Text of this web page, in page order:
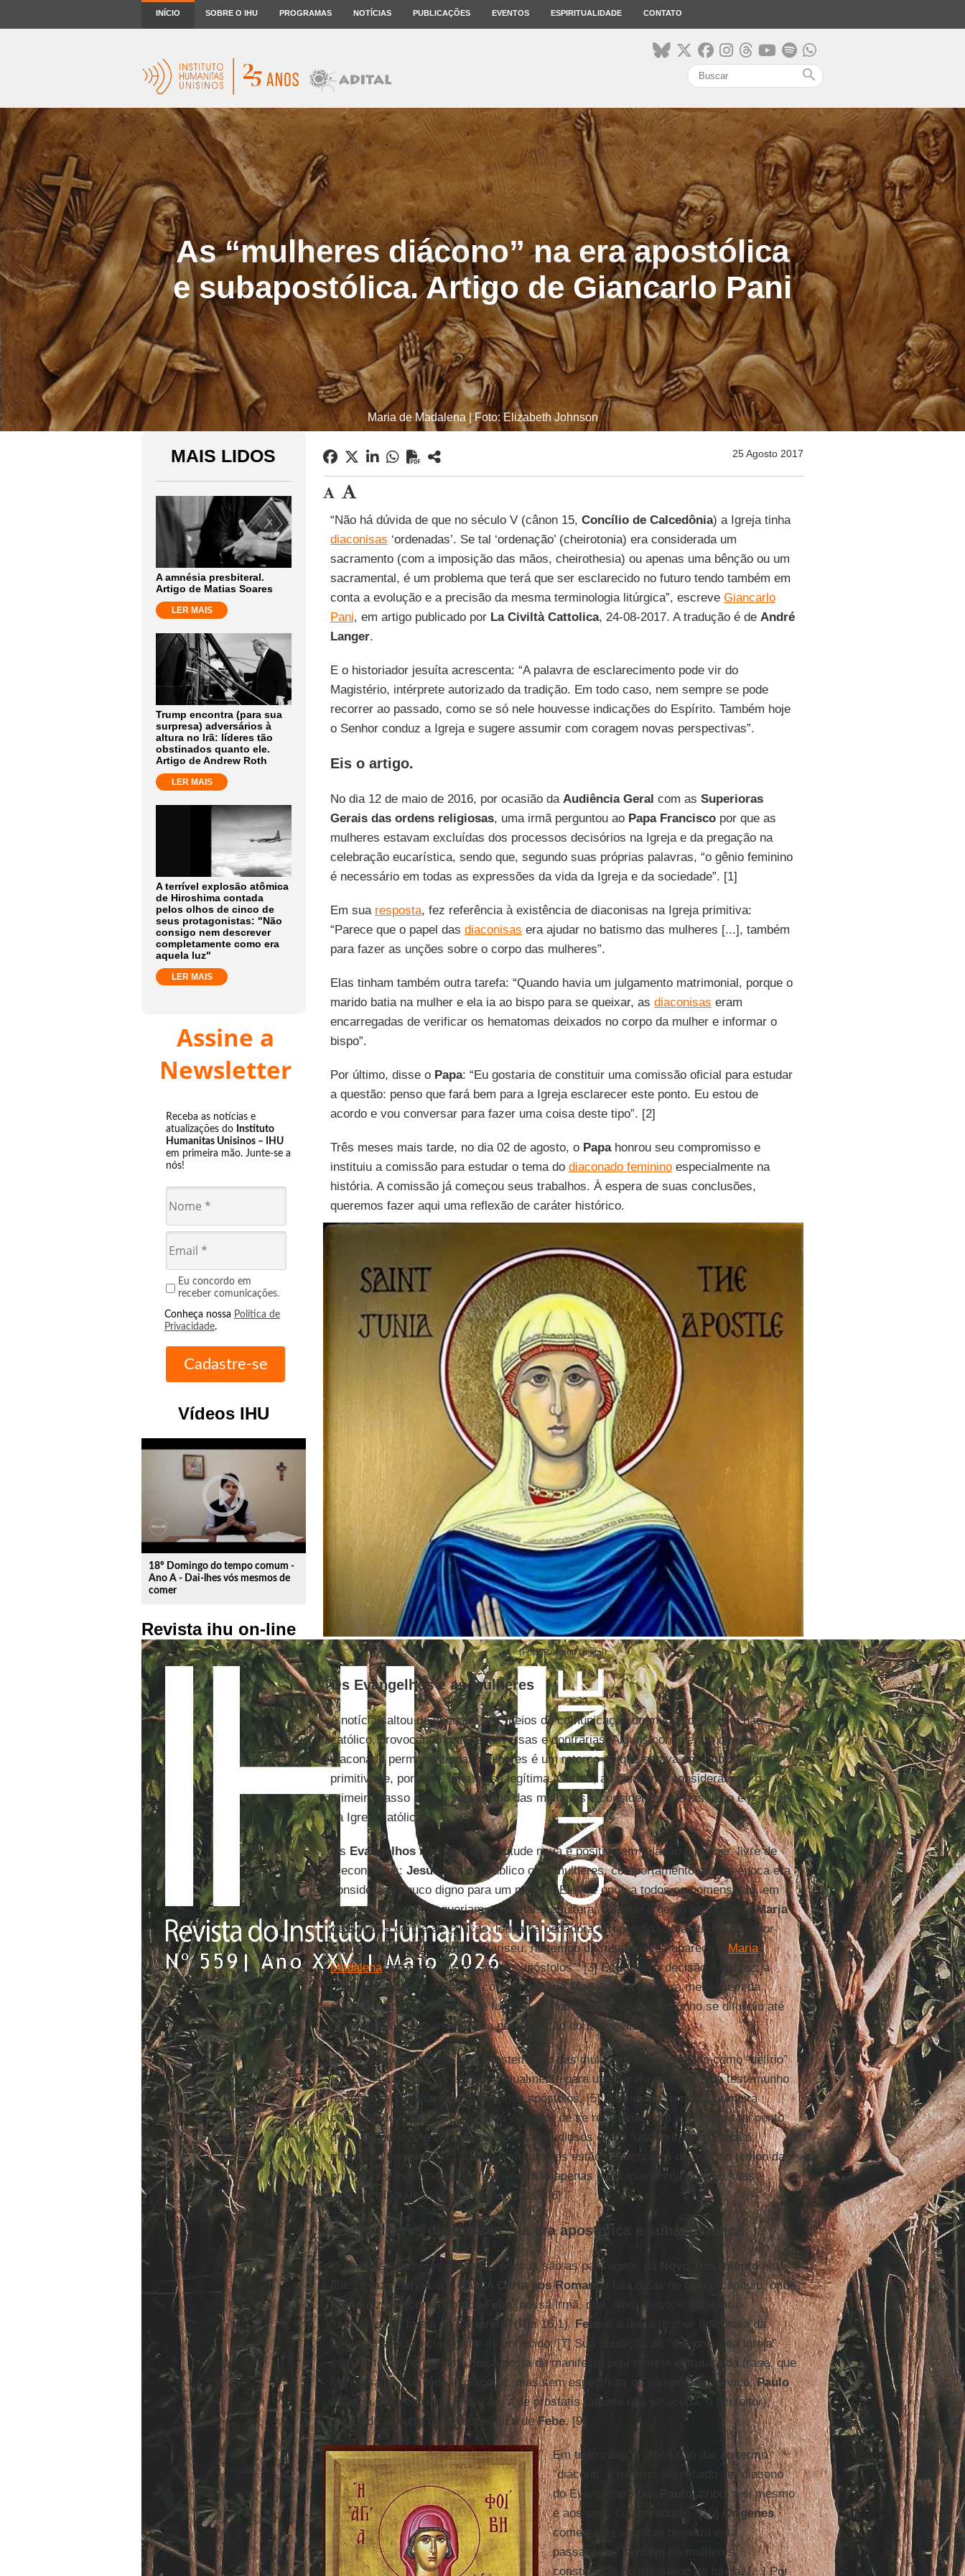
INÍCIO SOBRE O IHU PROGRAMAS NOTÍCIAS PUBLICAÇÕES EVENTOS ESPIRITUALIDADE CONTATO
search
As “mulheres diácono” na era apostólica
e subapostólica. Artigo de Giancarlo Pani
Maria de Madalena | Foto: Elizabeth Johnson
MAIS LIDOS
A amnésia presbiteral.
Artigo de Matias Soares
LER MAIS
Trump encontra (para sua
surpresa) adversários à
altura no Irã: líderes tão
obstinados quanto ele.
Artigo de Andrew Roth
LER MAIS
A terrível explosão atômica
de Hiroshima contada
pelos olhos de cinco de
seus protagonistas: "Não
consigo nem descrever
completamente como era
aquela luz"
LER MAIS
Assine a
Newsletter
Receba as notícias e
atualizações do Instituto
Humanitas Unisinos – IHU
em primeira mão. Junte-se a
nós!
Eu concordo em
receber comunicações.
Conheça nossa Política de
Privacidade.
Vídeos IHU
play_circle_outline
18º Domingo do tempo comum -
Ano A - Dai-lhes vós mesmos de
comer
Revista ihu on-line
25 Agosto 2017
“Não há dúvida de que no século V (cânon 15, Concílio de Calcedônia) a Igreja tinha
diaconisas ‘ordenadas’. Se tal ‘ordenação’ (cheirotonia) era considerada um
sacramento (com a imposição das mãos, cheirothesia) ou apenas uma bênção ou um
sacramental, é um problema que terá que ser esclarecido no futuro tendo também em
conta a evolução e a precisão da mesma terminologia litúrgica”, escreve Giancarlo
Pani, em artigo publicado por La Civiltà Cattolica, 24-08-2017. A tradução é de André
Langer.
E o historiador jesuíta acrescenta: “A palavra de esclarecimento pode vir do
Magistério, intérprete autorizado da tradição. Em todo caso, nem sempre se pode
recorrer ao passado, como se só nele houvesse indicações do Espírito. Também hoje
o Senhor conduz a Igreja e sugere assumir com coragem novas perspectivas”.
Eis o artigo.
No dia 12 de maio de 2016, por ocasião da Audiência Geral com as Superioras
Gerais das ordens religiosas, uma irmã perguntou ao Papa Franciscopor que as
mulheres estavam excluídas dos processos decisórios na Igreja e da pregação na
celebração eucarística, sendo que, segundo suas próprias palavras, “o gênio feminino
é necessário em todas as expressões da vida da Igreja e da sociedade”. [1]
Em sua resposta, fez referência à existência de diaconisas na Igreja primitiva:
“Parece que o papel das diaconisas era ajudar no batismo das mulheres [...], também
para fazer as unções sobre o corpo das mulheres”.
Elas tinham também outra tarefa: “Quando havia um julgamento matrimonial, porque o
marido batia na mulher e ela ia ao bispo para se queixar, as diaconisas eram
encarregadas de verificar os hematomas deixados no corpo da mulher e informar o
bispo”.
Por último, disse o Papa: “Eu gostaria de constituir uma comissão oficial para estudar
a questão: penso que fará bem para a Igreja esclarecer este ponto. Eu estou de
acordo e vou conversar para fazer uma coisa deste tipo”. [2]
Três meses mais tarde, no dia 02 de agosto, o Papahonrou seu compromisso e
instituiu a comissão para estudar o tema do diaconado femininoespecialmente na
história. A comissão já começou seus trabalhos. À espera de suas conclusões,
queremos fazer aqui uma reflexão de caráter histórico.
(Foto: Religión Digital)
Os Evangelhos e as mulheres
A notícia saltou de imediato aos meios de comunicação do mundo católico e não
católico, provocando reações diversas e contrárias. Alguns consideram que o
diaconado permanente das mulheres é um retorno ao que estava em vigor na Igreja
primitiva, e, portanto, uma coisa legítima. Outros, ao contrário, consideram-no o
primeiro passo para o sacerdócio das mulheres e consideram que isso não é possível
na Igreja católica.
Os Evangelhosmostram uma atitude nova e positiva em relação à mulher, livre de
preconceitos: Jesusfala em público com mulheres, comportamento que na época era
considerado pouco digno para um mestre. Ele “se opõe a todos os homens que, em
nome da lei judaica, queriam condenar a adúltera, defende o gesto afetuoso deMaria
de Betâniacontra as críticas, louva na pecadora arrependida uma atitude de amor
muito superior à de
Simãoo fariseu, no tempo da ressurreição aparece a
Maria
Madalenaantes de mostrar-se aos apóstolos”. [3] Esta última decisão é, talvez, a
mais significativa: o Senhor confiou a Maria Madalenaa primeira mensagem da
ressurreição, sobre a qual se funda o cristianismo, e seu testemunho se difundiu até
os confins da terra mediante a proclamação do Evangelho. [4]
Jesus sabia muito bem que o testemunho das mulheres seria recebido como “delírio”
(cf. Lc 24,11), mas as escolheu igualmente para uma tarefa primordial de testemunho
na Igreja e para iluminar os próprios apóstolos. [5] Da mesma forma, a primeira
comunidade cristã tem um modo inovador de se relacionar com a mulher, a tal ponto
que este período é considerado pelos estudiosos como “uma primavera para o
ministério feminino. [...] Vários historiadores estão convencidos de que, no tempo da
primeira evangelização, as mulheres não apenas participavam da missão, mas
também dirigiam ekklēsíai domésticas”. [6]
As “mulheres diaconisas” na era apostólica e subapostólica
Quanto às “mulheres diácono”, poucas são as passagens do Novo Testamentoem
que se faz referência a elas. A
Carta aos Romanos
fala delas no último capítulo, onde
Paulo
diz: “Recomendo-vos Febe, nossa irmã, que, além disso, é servidora
[diákonos] da Igreja deCencréia ” (Rm 16,1).Febe
é a única mulher diaconisa da
Igreja do século I cujo nome é conhecido; [7] Sua condição de “diaconisa da Igreja”
está no feminino [8], uma coisa posta de manifesto pela própria estrutura da frase, que
faz ressaltar sua função diaconal, mas sem especificar os campos de serviço.Paulo
associa a ela outra qualificação, a de prostatis (aquele que se ocupa, o benfeitor),
para indicar outra tarefa específica deFebe. [9]
Em todo caso, é difícil não dar ao termo
“diácono” o mesmo significado de “diácono
do Evangelho”, que
atribui a si mesmo
e aos seus colaboradores. [10]
Orígenes
comenta da seguinte maneira esta
passagem: “Também há mulheres
constituídas no ministério da Igreja. [...] Por